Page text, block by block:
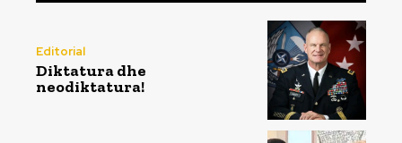
Editorial
Diktatura dhe
neodiktatura!